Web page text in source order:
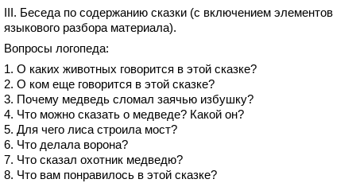
III. Беседа по содержанию сказки (с включением элементов
языкового разбора материала).
Вопросы логопеда:
1. О каких животных говорится в этой сказке?
2. О ком еще говорится в этой сказке?
3. Почему медведь сломал заячью избушку?
4. Что можно сказать о медведе? Какой он?
5. Для чего лиса строила мост?
6. Что делала ворона?
7. Что сказал охотник медведю?
8. Что вам понравилось в этой сказке?